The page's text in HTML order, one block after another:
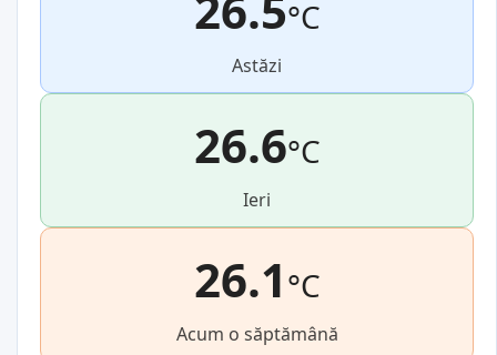
°C
Astăzi
26.6°C
Ieri
26.1°C
Acum o săptămână